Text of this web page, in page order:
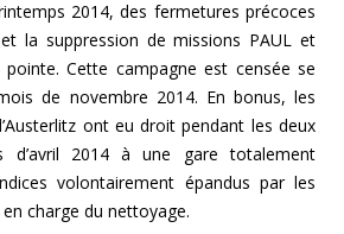
2014, des fermetures précoces
la suppression de missions PAUL et
Cette campagne est censée se
de novembre 2014. En bonus, les
ont eu droit pendant les deux
d’avril 2014 à une gare totalement
volontairement épandus par les
charge du nettoyage.